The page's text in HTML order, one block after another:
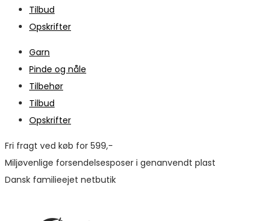
Tilbud
Opskrifter
Garn
Pinde og nåle
Tilbehør
Tilbud
Opskrifter
Fri fragt ved køb for 599,-
Miljøvenlige forsendelsesposer i genanvendt plast
Dansk familieejet netbutik